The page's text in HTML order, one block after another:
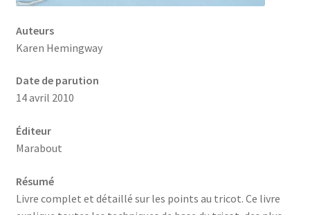
Auteurs
Karen Hemingway
Date de parution
14 avril 2010
Éditeur
Marabout
Résumé
Livre complet et détaillé sur les points au tricot. Ce livre